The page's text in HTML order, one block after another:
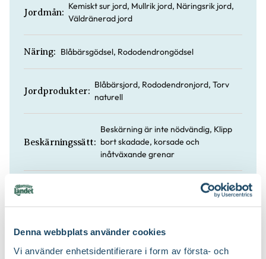
Denna webbplats använder cookies
Vi använder enhetsidentifierare i form av första- och
Jordmån:
Kemiskt sur jord, Mullrik jord, Näringsrik jord,
Väldränerad jord
Näring: Blåbärsgödsel, Rododendrongödsel
Jordprodukter:
Blåbärsjord, Rododendronjord, Torv
naturell
Beskärningssätt:
Beskärning är inte nödvändig, Klipp
bort skadade, korsade och
inåtväxande grenar
Beskärningstid:
Juli-september (JAS-perioden), På